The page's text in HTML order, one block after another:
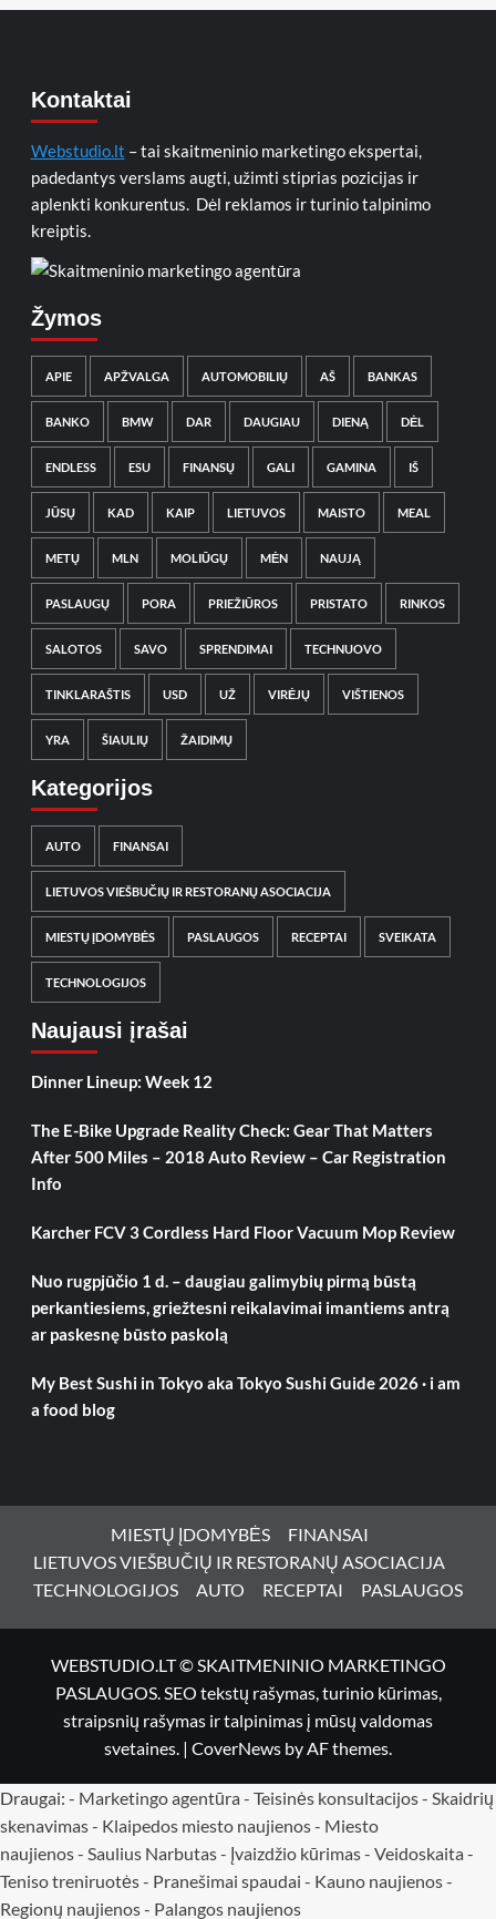
Kontaktai
Webstudio.lt – tai skaitmeninio marketingo ekspertai,
padedantys verslams augti, užimti stiprias pozicijas ir
aplenkti konkurentus. Dėl reklamos ir turinio talpinimo
kreiptis.
Žymos
APIE APŽVALGA AUTOMOBILIŲ AŠ BANKAS
BANKO BMW DAR DAUGIAU DIENĄ DĖL
ENDLESS ESU FINANSŲ GALI GAMINA IŠ
JŪSŲ KAD KAIP LIETUVOS MAISTO MEAL
METŲ MLN MOLIŪGŲ MĖN NAUJĄ
PASLAUGŲ PORA PRIEŽIŪROS PRISTATO RINKOS
SALOTOS SAVO SPRENDIMAI TECHNUOVO
TINKLARAŠTIS USD UŽ VIRĖJŲ VIŠTIENOS
YRA ŠIAULIŲ ŽAIDIMŲ
Kategorijos
AUTO FINANSAI
LIETUVOS VIEŠBUČIŲ IR RESTORANŲ ASOCIACIJA
MIESTŲ ĮDOMYBĖS PASLAUGOS RECEPTAI SVEIKATA
TECHNOLOGIJOS
Naujausi įrašai
Dinner Lineup: Week 12
The E-Bike Upgrade Reality Check: Gear That Matters
After 500 Miles – 2018 Auto Review – Car Registration
Info
Karcher FCV 3 Cordless Hard Floor Vacuum Mop Review
Nuo rugpjūčio 1 d. – daugiau galimybių pirmą būstą
perkantiesiems, griežtesni reikalavimai imantiems antrą
ar paskesnę būsto paskolą
My Best Sushi in Tokyo aka Tokyo Sushi Guide 2026 · i am
a food blog
MIESTŲ ĮDOMYBĖS
FINANSAI
LIETUVOS VIEŠBUČIŲ IR RESTORANŲ ASOCIACIJA
TECHNOLOGIJOS
AUTO RECEPTAI PASLAUGOS
WEBSTUDIO.LT © SKAITMENINIO MARKETINGO
PASLAUGOS. SEO tekstų rašymas, turinio kūrimas,
straipsnių rašymas ir talpinimas į mūsų valdomas
svetaines. | CoverNews by AF themes.
Draugai: - Marketingo agentūra - Teisinės konsultacijos- Skaidrių
skenavimas- Klaipedos miesto naujienos- Miesto
naujienos- Saulius Narbutas- Įvaizdžio kūrimas- Veidoskaita -
Teniso treniruotės- Pranešimai spaudai - Kauno naujienos-
Regionų naujienos- Palangos naujienos